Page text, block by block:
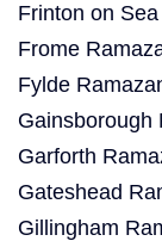
Frinton on
Frome
Fylde
Gainsborough
Garforth
Gateshead
Gillingham